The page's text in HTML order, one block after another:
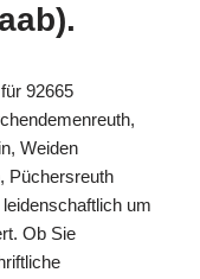
92665
Weiden
Püchersreuth
um
Ob Sie